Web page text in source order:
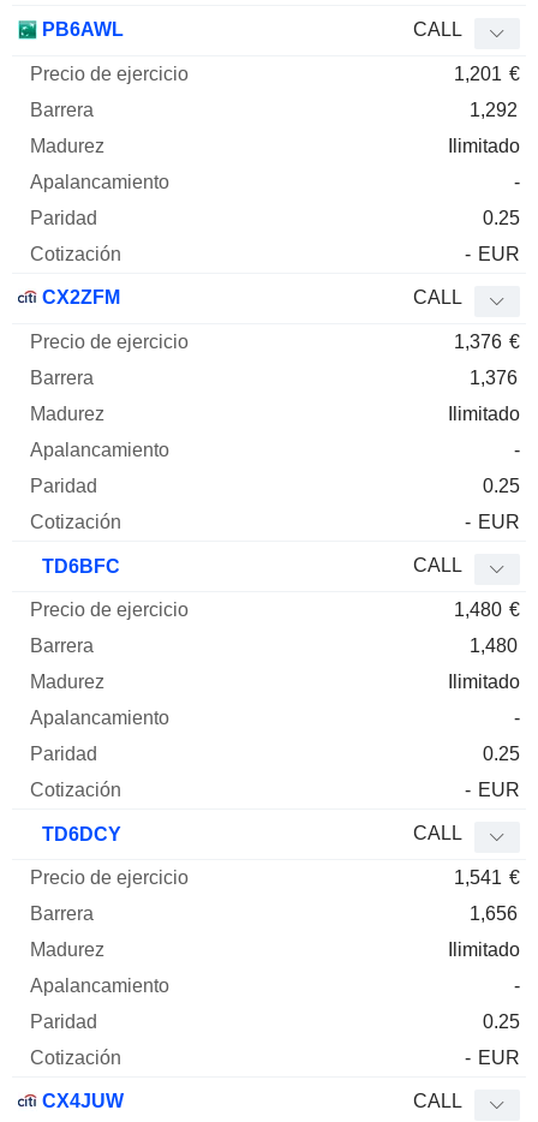
PB6AWL CALL
1,201 €
1,292
Ilimitado
-
0.25
- EUR
CX2ZFM CALL
1,376 €
1,376
Ilimitado
-
0.25
- EUR
TD6BFC CALL
1,480 €
1,480
Ilimitado
-
0.25
- EUR
TD6DCY CALL
1,541 €
1,656
Ilimitado
-
0.25
- EUR
CX4JUW CALL